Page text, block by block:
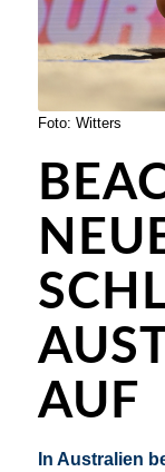
Foto: Witters
AUF
In Australien